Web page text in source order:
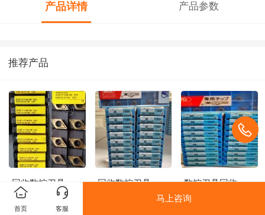
产品详情 产品参数
推荐产品
回收数控刀具 回收数控刀具 数控刀具回收
首页 客服
马上咨询